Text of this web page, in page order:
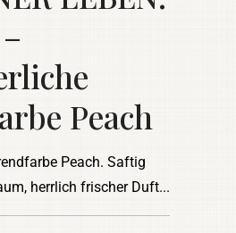
Peach
Peach. Saftig
herrlich frischer Duft